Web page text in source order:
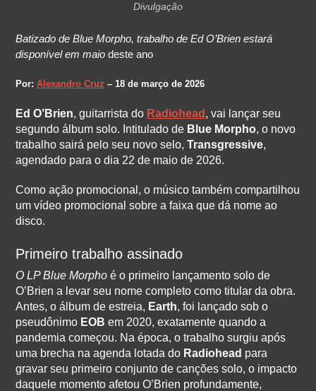
Divulgação
Batizado de Blue Morpho, trabalho de Ed O’Brien estará
disponível em maio deste ano
Por:Alexandro Cruz – 18 de março de 2026
Ed O’Brien, guitarrista do Radiohead , vai lançar seu
segundo álbum solo. Intitulado de Blue Morpho, o novo
trabalho sairá pelo seu novo selo,Transgressive,
agendado para o dia 22 de maio de 2026.
Como ação promocional, o músico também compartilhou
um vídeo promocional sobre a faixa que dá nome ao
disco.
Primeiro trabalho assinado
O LP Blue Morphoé o primeiro lançamento solo de
O’Brien a levar seu nome completo como titular da obra.
Antes, o álbum de estreia, Earth, foi lançado sob o
pseudônimo EOB em 2020, exatamente quando a
pandemia começou. Na época, o trabalho surgiu após
uma brecha na agenda lotada do Radiohead para
gravar seu primeiro conjunto de canções solo, o impacto
daquele momento afetou O’Brien profundamente,